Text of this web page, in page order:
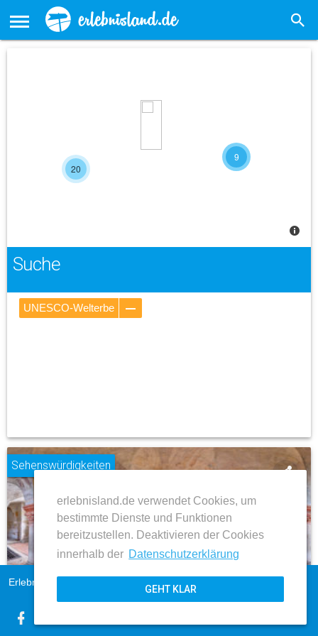
erlebnisland.de verwendet Cookies, um
bestimmte Dienste und Funktionen
bereitzustellen. Deaktivieren der Cookies
innerhalb der Datenschutzerklärung
GEHT KLAR
20
9
Suche
UNESCO-Welterbe
Stiftskirche St. Servatius
Sehenswürdigkeiten
share
Erlebnisland Sachsen-Anhalt
AGB